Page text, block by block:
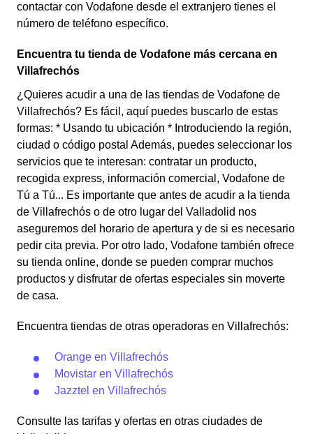
contactar con Vodafone desde el extranjero tienes el
número de teléfono específico.
Encuentra tu tienda de Vodafone más cercana en
Villafrechós
¿Quieres acudir a una de las tiendas de Vodafone de
Villafrechós? Es fácil, aquí puedes buscarlo de estas
formas: * Usando tu ubicación * Introduciendo la región,
ciudad o código postal Además, puedes seleccionar los
servicios que te interesan: contratar un producto,
recogida express, información comercial, Vodafone de
Tú a Tú... Es importante que antes de acudir a la tienda
de Villafrechós o de otro lugar del Valladolid nos
aseguremos del horario de apertura y de si es necesario
pedir cita previa. Por otro lado, Vodafone también ofrece
su tienda online, donde se pueden comprar muchos
productos y disfrutar de ofertas especiales sin moverte
de casa.
Encuentra tiendas de otras operadoras en Villafrechós:
Orange en Villafrechós
Movistar en Villafrechós
Jazztel en Villafrechós
Consulte las tarifas y ofertas en otras ciudades de